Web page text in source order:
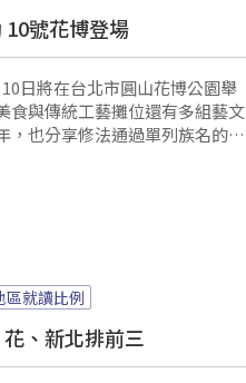
號花博登場
日將在台北市圓山花博公園舉
食與傳統工藝攤位還有多組藝文
，也分享修法通過單列族名的喜
區就讀比例
、新北排前三